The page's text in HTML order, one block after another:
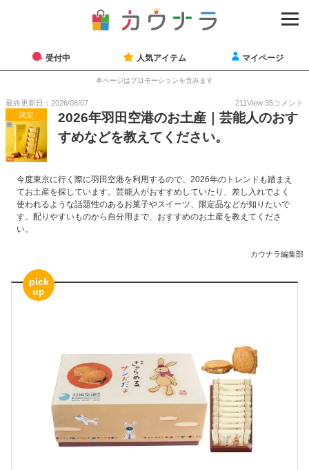
受付中 人気アイテム マイページ
本ページはプロモーションを含みます
最終更新日：2026/08/07 211View 35コメント
決定
2026年羽田空港のお土産｜芸能人のおす
すめなどを教えてください。
今度東京に行く際に羽田空港を利用するので、2026年のトレンドも踏まえ
てお土産を探しています。芸能人がおすすめしていたり、差し入れでよく
使われるような話題性のあるお菓子やスイーツ、限定品などが知りたいで
す。配りやすいものから自分用まで、おすすめのお土産を教えてくださ
い。
カウナラ編集部
pick
up